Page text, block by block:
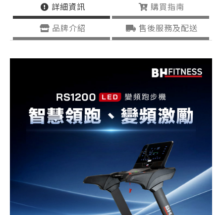
詳細資訊
購買指南
品牌介紹
售後服務及配送